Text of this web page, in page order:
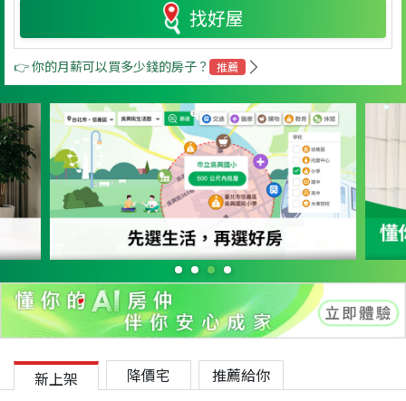
找好屋
👉 你的月薪可以買多少錢的房子？ 推薦
新上架 降價宅 推薦給你